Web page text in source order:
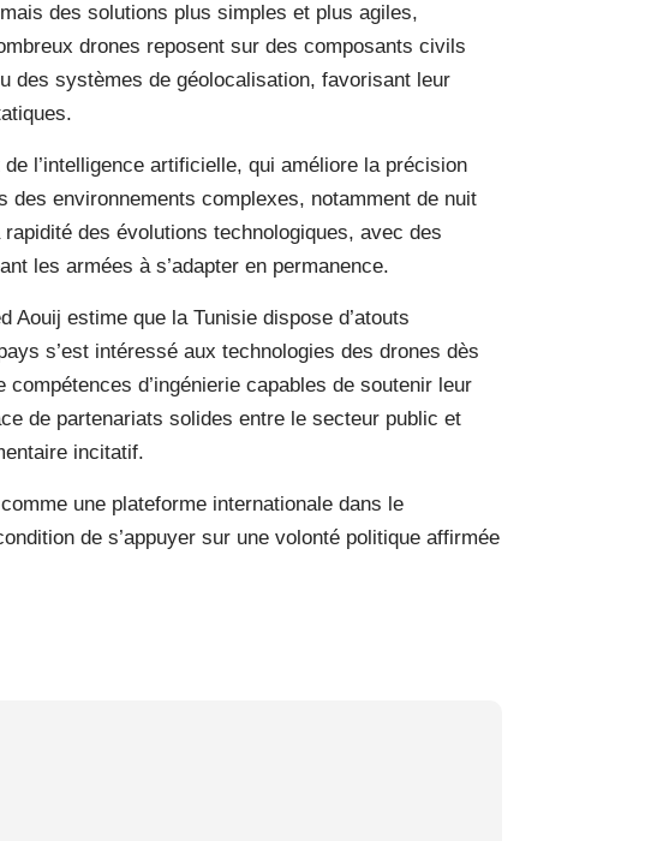
des solutions plus simples et plus agiles,
drones reposent sur des composants civils
des systèmes de géolocalisation, favorisant leur
l’intelligence artificielle, qui améliore la précision
des environnements complexes, notamment de nuit
des évolutions technologiques, avec des
les armées à s’adapter en permanence.
estime que la Tunisie dispose d’atouts
s’est intéressé aux technologies des drones dès
compétences d’ingénierie capables de soutenir leur
de partenariats solides entre le secteur public et
incitatif.
une plateforme internationale dans le
de s’appuyer sur une volonté politique affirmée